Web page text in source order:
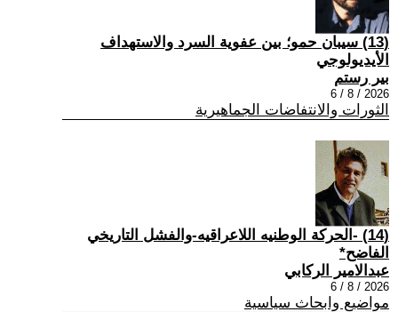
(13) سيبان حمو؛ بين عفوية السرد والاستهداف
الأيديولوجي
بير رستم
2026 / 8 / 6
الثورات والانتفاضات الجماهيرية
(14) -الحركة الوطنيه اللاعراقيه-والفشل التاريخي
الفاضح*
عبدالامير الركابي
2026 / 8 / 6
مواضيع وابحاث سياسية